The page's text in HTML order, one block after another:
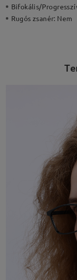
Bifokális/
Rugós zsanér: Nem